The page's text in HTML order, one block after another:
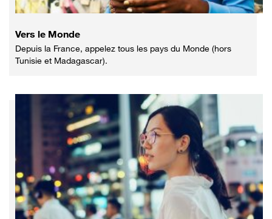
Vers le Monde
Depuis la France, appelez tous les pays du Monde (hors
Tunisie et Madagascar).